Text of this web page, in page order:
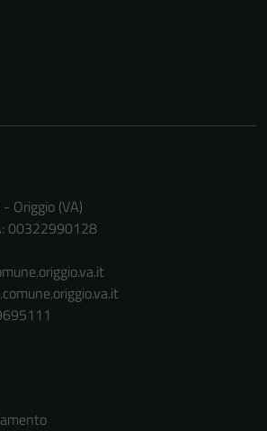
Origgio (VA)
00322990128